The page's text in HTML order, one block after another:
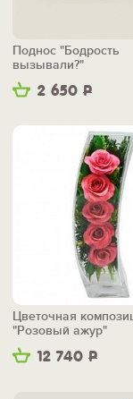
2 650 Р
Поднос "Бодрость
вызывали?"
12 740 Р
Цветочная
"Розовый ажур"